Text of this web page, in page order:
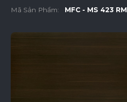
Mã Sản Phẩm: MFC - MS 423 RM